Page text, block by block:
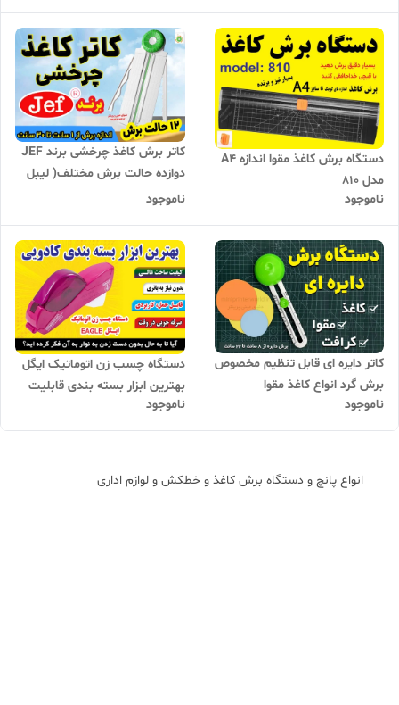
برچسب، اندازه برش A4، A5،
B5، B6، B7،
دستگاه برش کاغذ مقوا اندازه A4
مدل 810
ناموجود
کاتر برش کاغذ چرخشی برند JEF
دوازده حالت برش مختلف( لیبل
برچسب ، مقوا ،کاغذ عکس)
ناموجود
کاتر دایره ای قابل تنظیم مخصوص
برش گرد انواع کاغذ مقوا
ناموجود
دستگاه چسب زن اتوماتیک ایگل
بهترین ابزار بسته بندی قابلیت
برش اتوماتیک چسب نواری
ناموجود
انواع پانچ و دستگاه برش کاغذ و خطکش و لوازم اداری